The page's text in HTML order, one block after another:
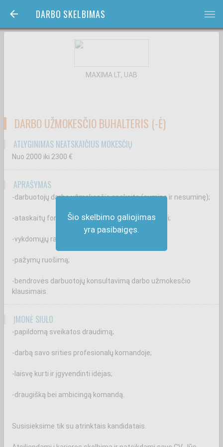
DARBO SKELBIMAS bars
Šio skelbimo galiojimas
yra pasibaigęs.
MAXIMA LT, UAB
DARBO UŽMOKESČIO BUHALTERIS (-Ė)
ATLYGINIMAS NEATSKAIČIUS MOKESČIŲ
Nuo 2000 iki 2300 €
APRAŠYMAS
-darbuotojų darbo užmokesčio apskaitą (suminę ir nesuminę);
-ataskaitų formavimą Statistikos departamentui;
-vykdomųjų raštų apskaitą;
-pažymų ruošimą;
-bendrovės darbuotojų konsultavimą darbo užmokesčio
klausimais.
ĮMONĖ SIŪLO
-papildomą sveikatos draudimą;
-darbą savo srities profesionalų komandoje;
-laisvę kurti ir įgyvendinti idėjas;
-draugišką bei ambicingą komandą.
Susisieksime tik su atrinktais kandidatais.